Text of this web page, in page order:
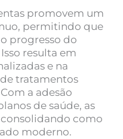
promovem um
permitindo que
progresso do
resulta em
e na
tratamentos
a adesão
de saúde, as
como
moderno.